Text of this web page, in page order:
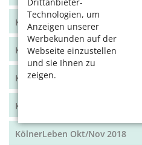
Technologien, um
Anzeigen unserer
Werbekunden auf der
Webseite einzustellen
und sie Ihnen zu
zeigen.
KölnerLeben Juni/Juli 2019
KölnerLeben April/Mai 2019
KölnerLeben Feb/März 2019
KölnerLeben Dez 18/Jan 19
KölnerLeben Okt/Nov 2018